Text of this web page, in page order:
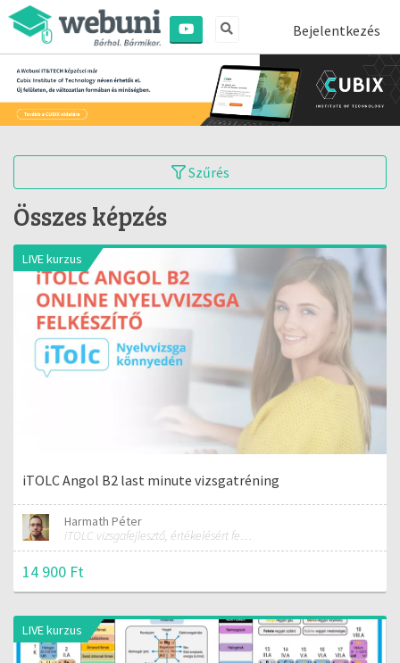
Bejelentkezés
Szűrés
Összes képzés
LIVE kurzus
iTOLC Angol B2 last minute vizsgatréning
Harmath Péter
iTOLC vizsgafejlesztő, értékelésért felelős szakmai vezető
14 900 Ft
LIVE kurzus